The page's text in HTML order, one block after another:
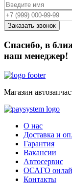
Спасибо, в
наш менеджер!
Магазин
О нас
Доставка и
Гарантия
Вакансии
Автосервис
ОСАГО
Контакты